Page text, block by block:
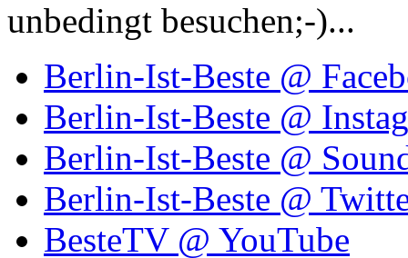
unbedingt besuchen;-)...
Berlin-Ist-Beste @
Berlin-Ist-Beste @
Berlin-Ist-Beste @
Berlin-Ist-Beste @
BesteTV @ YouTube